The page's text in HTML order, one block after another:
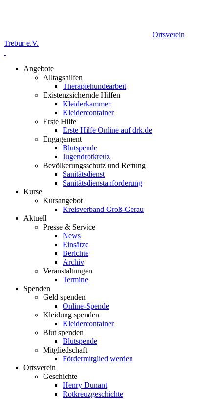
Ortsverein
Trebur e.V.
Angebote
Alltagshilfen
Therapiehundearbeit
Existenzsichernde Hilfen
Kleiderkammer
Kleidercontainer
Erste Hilfe
Erste Hilfe Online auf drk.de
Engagement
Blutspende
Jugendrotkreuz
Bevölkerungsschutz und Rettung
Sanitätsdienst
Sanitätsdienstanforderung
Kurse
Kursangebot
Kreisverband Groß-Gerau
Aktuell
Presse & Service
News
Einsätze
Berichte
Archiv
Veranstaltungen
Termine
Spenden
Geld spenden
Online-Spende
Kleidung spenden
Kleidercontainer
Blut spenden
Blutspende
Mitgliedschaft
Fördermitglied werden
Ortsverein
Geschichte
Henry Dunant
Rotkreuzgeschichte